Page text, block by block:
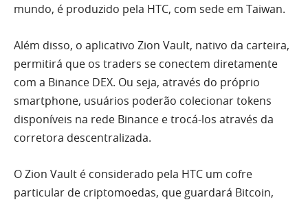
mundo, é produzido pela HTC, com sede em Taiwan.
Além disso, o aplicativo Zion Vault, nativo da carteira,
permitirá que os traders se conectem diretamente
com a Binance DEX. Ou seja, através do próprio
smartphone, usuários poderão colecionar tokens
disponíveis na rede Binance e trocá-los através da
corretora descentralizada.
O Zion Vault é considerado pela HTC um cofre
particular de criptomoedas, que guardará Bitcoin,